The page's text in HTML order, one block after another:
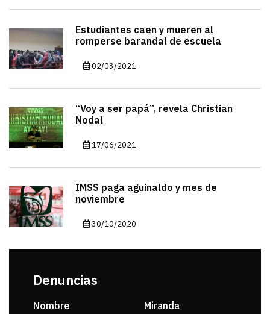
Estudiantes caen y mueren al
romperse barandal de escuela
02/03/2021
“Voy a ser papá”, revela Christian
Nodal
17/06/2021
IMSS paga aguinaldo y mes de
noviembre
30/10/2020
Denuncias
Nombre Miranda